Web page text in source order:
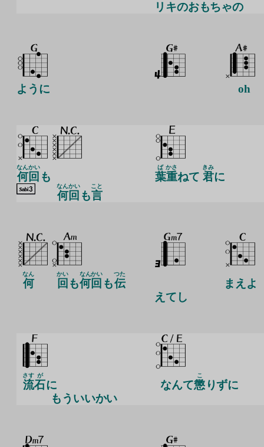
リキのおもちゃの
ように oh
何回
なんかい
も
何回
なんかい
も言
こと
葉
ば
重
かさ
ねて 君
きみ
に
何
なん
回
かい
も何回
なんかい
も伝
つた
えてし
まえよ
流
さす
石
が
に
もういいかい
なんて懲
こ
りずに